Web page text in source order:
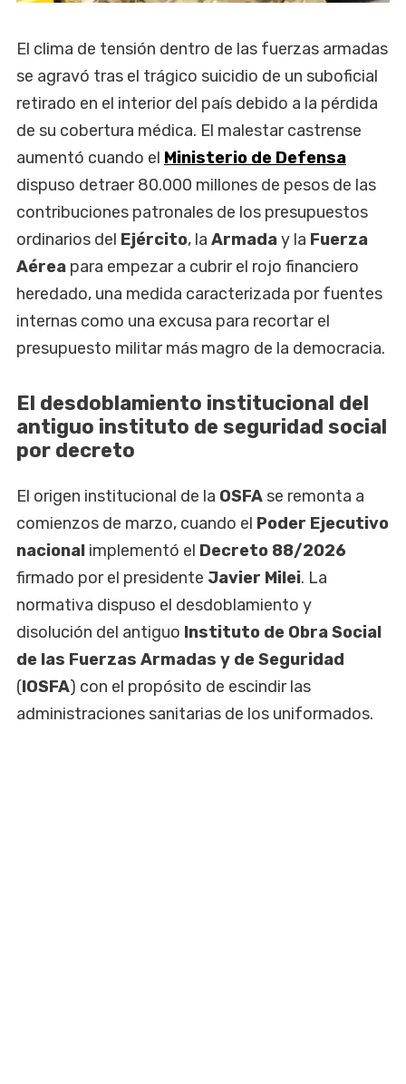
El clima de tensión dentro de las fuerzas armadas
se agravó tras el trágico suicidio de un suboficial
retirado en el interior del país debido a la pérdida
de su cobertura médica. El malestar castrense
aumentó cuando el Ministerio de Defensa
dispuso detraer 80.000 millones de pesos de las
contribuciones patronales de los presupuestos
ordinarios del Ejército, la Armaday la Fuerza
Aérea para empezar a cubrir el rojo financiero
heredado, una medida caracterizada por fuentes
internas como una excusa para recortar el
presupuesto militar más magro de la democracia.
El desdoblamiento institucional del
antiguo instituto de seguridad social
por decreto
El origen institucional de la OSFA se remonta a
comienzos de marzo, cuando el Poder Ejecutivo
nacional implementó el Decreto 88/2026
firmado por el presidente Javier Milei. La
normativa dispuso el desdoblamiento y
disolución del antiguo Instituto de Obra Social
de las Fuerzas Armadas y de Seguridad
(IOSFA) con el propósito de escindir las
administraciones sanitarias de los uniformados.